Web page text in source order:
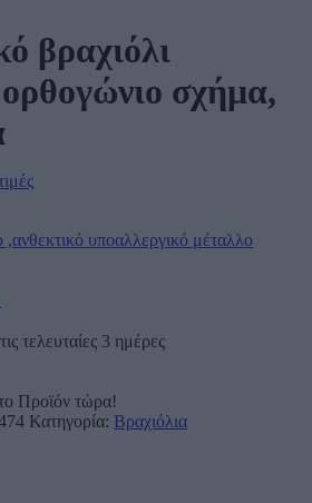
βραχιόλι
ορθογώνιο σχήμα,
,ανθεκτικό υποαλλεργικό μέταλλο
τελευταίες 3 ημέρες
Προϊόν τώρα!
Κατηγορία: Βραχιόλια